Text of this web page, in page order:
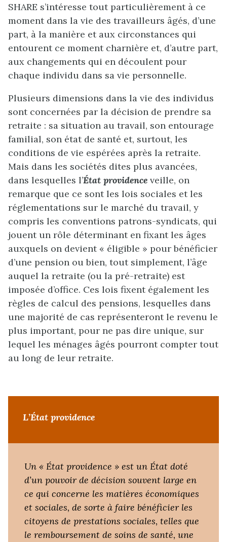
SHARE s’intéresse tout particulièrement à ce
moment dans la vie des travailleurs âgés, d’une
part, à la manière et aux circonstances qui
entourent ce moment charnière et, d’autre part,
aux changements qui en découlent pour
chaque individu dans sa vie personnelle.
Plusieurs dimensions dans la vie des individus
sont concernées par la décision de prendre sa
retraite : sa situation au travail, son entourage
familial, son état de santé et, surtout, les
conditions de vie espérées après la retraite.
Mais dans les sociétés dites plus avancées,
dans lesquelles l’État providence veille, on
remarque que ce sont les lois sociales et les
réglementations sur le marché du travail, y
compris les conventions patrons-syndicats, qui
jouent un rôle déterminant en fixant les âges
auxquels on devient « éligible » pour bénéficier
d’une pension ou bien, tout simplement, l’âge
auquel la retraite (ou la pré-retraite) est
imposée d’office. Ces lois fixent également les
règles de calcul des pensions, lesquelles dans
une majorité de cas représenteront le revenu le
plus important, pour ne pas dire unique, sur
lequel les ménages âgés pourront compter tout
au long de leur retraite.
L’État providence
Un « État providence » est un État doté
d’un pouvoir de décision souvent large en
ce qui concerne les matières économiques
et sociales, de sorte à faire bénéficier les
citoyens de prestations sociales, telles que
le remboursement de soins de santé, une